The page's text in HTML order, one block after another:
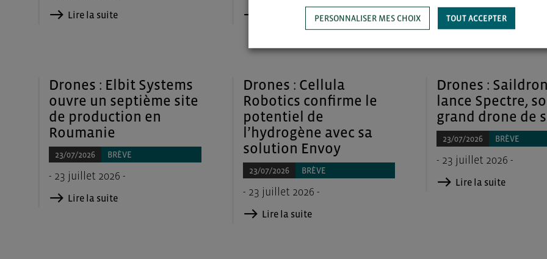
Lire la suite Lire la suite
Drones : Elbit Systems
ouvre un septième site
de production en
Roumanie
23/07/2026 BRÈVE
- 23 juillet 2026 -
Lire la suite
Drones : Cellula
Robotics confirme le
potentiel de
l’hydrogène avec sa
solution Envoy
23/07/2026 BRÈVE
- 23 juillet 2026 -
Lire la suite
Drones :
lance Spectre,
grand drone de
23/07/2026 BRÈVE
- 23 juillet 2026 -
Lire la suite
PERSONNALISER MES CHOIX TOUT ACCEPTER